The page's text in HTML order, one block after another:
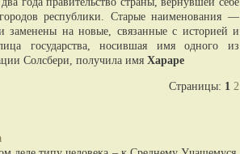
республики. Старые наименования —
заменены на новые, связанные с историей и
государства, носившая имя одного из
Солсбери, получила имя Хараре
Страницы: 1 2